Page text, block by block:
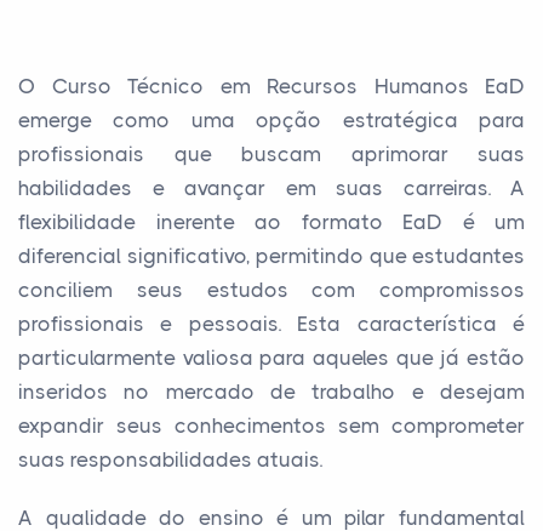
O Curso Técnico em Recursos Humanos EaD
emerge como uma opção estratégica para
profissionais que buscam aprimorar suas
habilidades e avançar em suas carreiras. A
flexibilidade inerente ao formato EaD é um
diferencial significativo, permitindo que estudantes
conciliem seus estudos com compromissos
profissionais e pessoais. Esta característica é
particularmente valiosa para aqueles que já estão
inseridos no mercado de trabalho e desejam
expandir seus conhecimentos sem comprometer
suas responsabilidades atuais.
A qualidade do ensino é um pilar fundamental